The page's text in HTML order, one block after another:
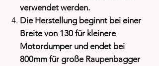
verwendet werden.
Die Herstellung beginnt bei einer
Breite von 130 für kleinere
Motordumper und endet bei
800mm für große Raupenbagger